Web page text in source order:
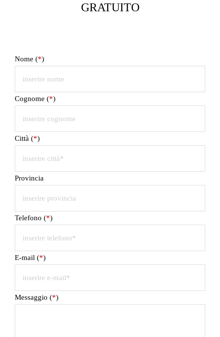
GRATUITO
Nome (*)
Cognome (*)
Città (*)
Provincia
Telefono (*)
E-mail (*)
Messaggio (*)